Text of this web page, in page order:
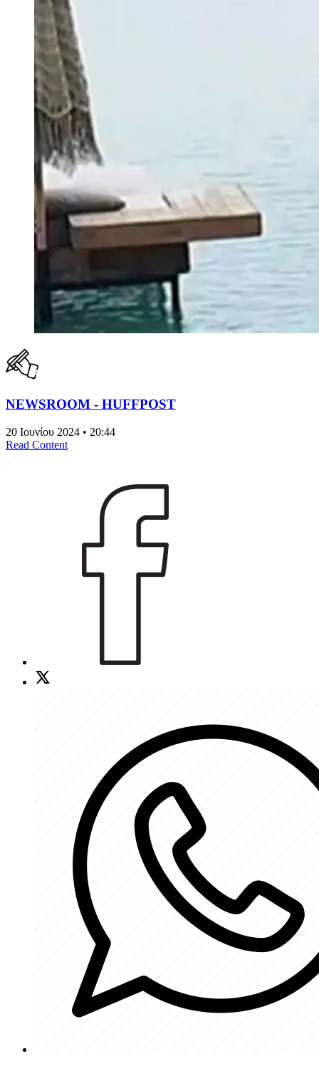
NEWSROOM - HUFFPOST
20 Ιουνίου 2024 • 20:44
Read Content